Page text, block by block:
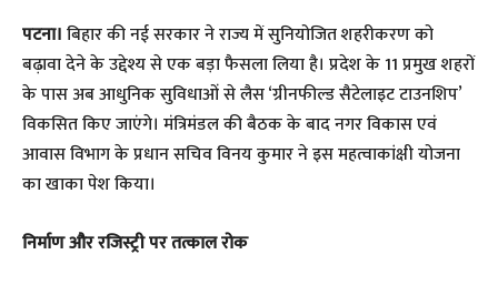
पटना।बिहार की नई सरकार ने राज्य में सुनियोजित शहरीकरण को
बढ़ावा देने के उद्देश्य से एक बड़ा फैसला लिया है। प्रदेश के 11 प्रमुख शहरों
के पास अब आधुनिक सुविधाओं से लैस ‘ग्रीनफील्ड सैटेलाइट टाउनशिप’
विकसित किए जाएंगे। मंत्रिमंडल की बैठक के बाद नगर विकास एवं
आवास विभाग के प्रधान सचिव विनय कुमार ने इस महत्वाकांक्षी योजना
का खाका पेश किया।
निर्माण और रजिस्ट्री पर तत्काल रोक